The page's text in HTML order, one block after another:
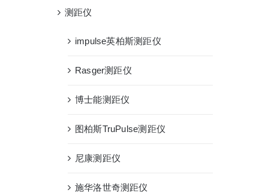
测距仪
impulse英柏斯测距仪
Rasger测距仪
博士能测距仪
图柏斯TruPulse测距仪
尼康测距仪
施华洛世奇测距仪